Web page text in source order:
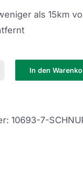
als 15km
In den
10693-7-